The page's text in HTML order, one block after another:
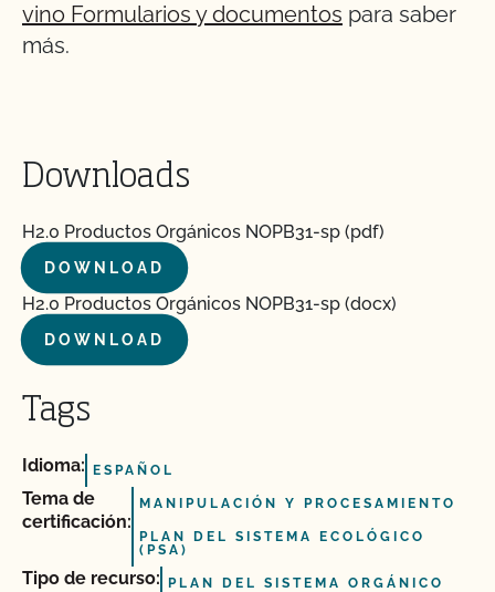
vino Formularios y documentos para saber
más.
Downloads
H2.0 Productos Orgánicos NOPB31-sp (pdf)
DOWNLOAD
H2.0 Productos Orgánicos NOPB31-sp (docx)
DOWNLOAD
Tags
Idioma: ESPAÑOL
Tema de
certificación:
MANIPULACIÓN Y PROCESAMIENTO
PLAN DEL SISTEMA ECOLÓGICO
(PSA)
Tipo de recurso: PLAN DEL SISTEMA ORGÁNICO